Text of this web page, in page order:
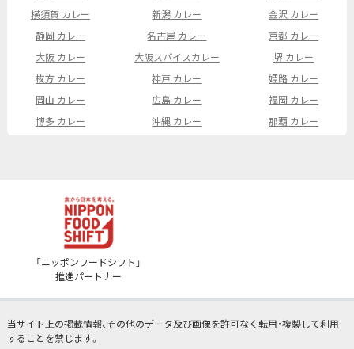
横須賀 カレー
新潟 カレー
金沢 カレー
静岡 カレー
名古屋 カレー
京都 カレー
大阪 カレー
大阪スパイスカレー
堺 カレー
枚方 カレー
神戸 カレー
姫路 カレー
岡山 カレー
広島 カレー
福岡 カレー
博多 カレー
沖縄 カレー 那覇 カレー
「ニッポンフードシフト」
推進パートナー
当サイト上の掲載情報、その他のデータ及び画像を許可なく転用・複製して利用
することを禁じます。